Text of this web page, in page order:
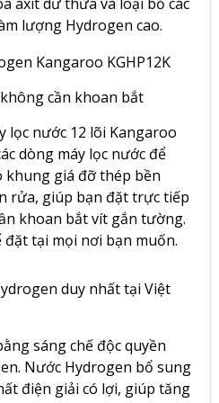
lượng Hydrogen cao.
cần khoan bắt
lọc nước 12 lõi Kangaroo
dòng máy lọc nước để
giá đỡ thép bền
rửa, giúp bạn đặt trực tiếp
khoan bắt vít gắn tường.
tại mọi nơi bạn muốn.
duy nhất tại Việt
sáng chế độc quyền
Nước Hydrogen bổ sung
điện giải có lợi, giúp tăng